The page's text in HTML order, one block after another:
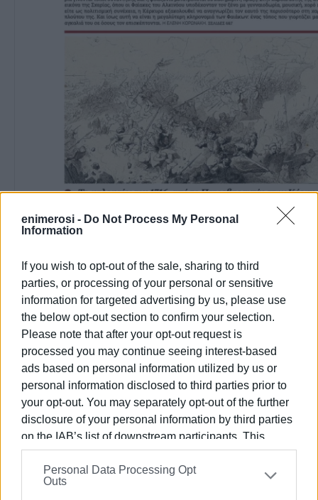
enimerosi - Do Not Process My Personal
Information
If you wish to opt-out of the sale, sharing to third
parties, or processing of your personal or sensitive
information for targeted advertising by us, please use
the below opt-out section to confirm your selection.
Please note that after your opt-out request is
processed you may continue seeing interest-based
ads based on personal information utilized by us or
personal information disclosed to third parties prior to
your opt-out. You may separately opt-out of the further
disclosure of your personal information by third parties
on the IAB’s list of downstream participants. This
information may also be disclosed by us to third parties
on theIAB’s List of Downstream Participants
that may
further disclose it to other third parties.
Personal Data Processing Opt
Outs